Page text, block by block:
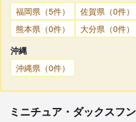
福岡県（5件）
佐賀県（0件）
熊本県（0件）
大分県（0件）
沖縄
沖縄県（0件）
ミニチュア・ダックスフ